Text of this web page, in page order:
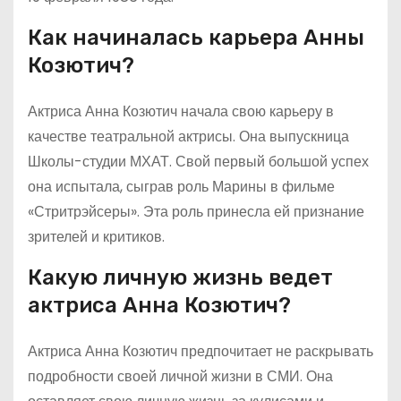
Как начиналась карьера Анны
Козютич?
Актриса Анна Козютич начала свою карьеру в
качестве театральной актрисы. Она выпускница
Школы-студии МХАТ. Свой первый большой успех
она испытала, сыграв роль Марины в фильме
«Стритрэйсеры». Эта роль принесла ей признание
зрителей и критиков.
Какую личную жизнь ведет
актриса Анна Козютич?
Актриса Анна Козютич предпочитает не раскрывать
подробности своей личной жизни в СМИ. Она